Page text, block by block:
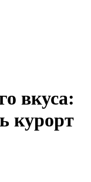
вкуса:
курорт